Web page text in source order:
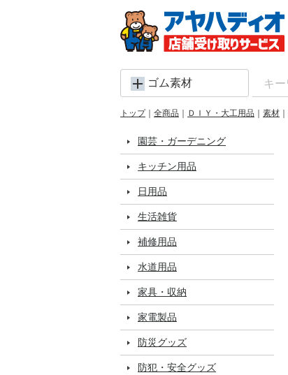
ゴム素材
トップ 全商品 ＤＩＹ・大工用品 素材
園芸・ガーデニング
キッチン用品
日用品
生活雑貨
補修用品
水道用品
家具・収納
家電製品
防災グッズ
防犯・安全グッズ